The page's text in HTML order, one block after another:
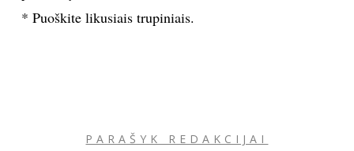
* Puoškite likusiais trupiniais.
PARAŠYK REDAKCIJAI